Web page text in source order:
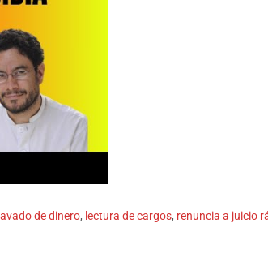
lavado de dinero, lectura de cargos, renuncia a juicio